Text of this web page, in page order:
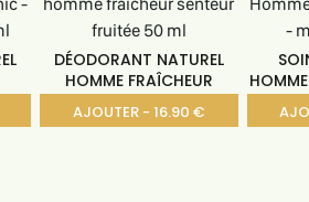
DÉODORANT NATUREL
HOMME FRAÎCHEUR
SENTEUR
AJOUTER - 16.90 €